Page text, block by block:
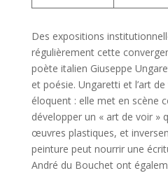
Des expositions
régulièrement cette
poète italien Giuseppe
et poésie. Ungaretti et l’art
éloquent : elle met en scène
développer un « art de voir »
œuvres plastiques, et
peinture peut nourrir une
André du Bouchet ont